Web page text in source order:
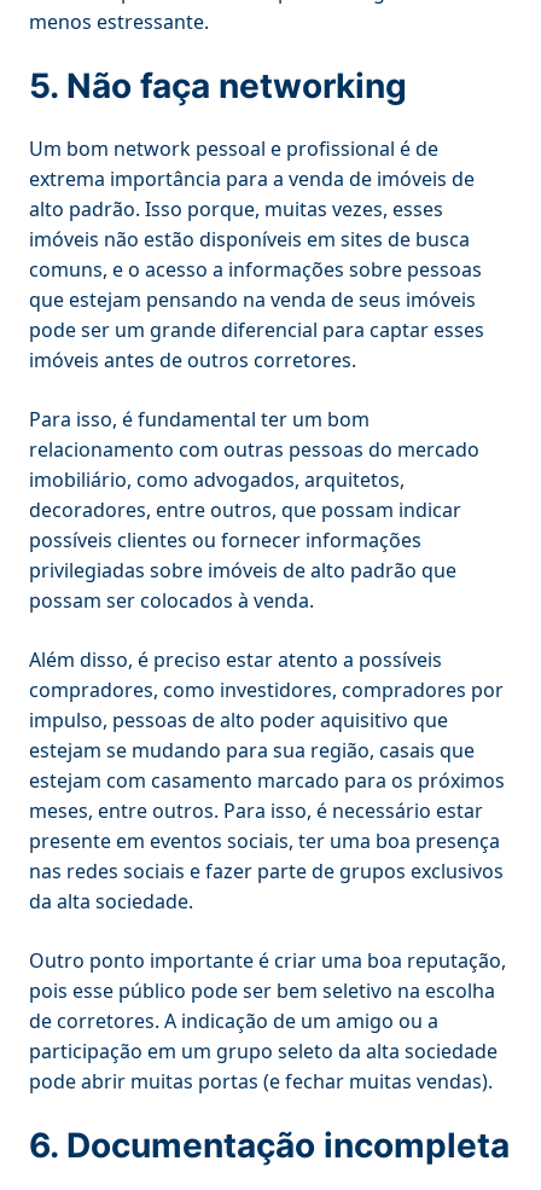
menos estressante.
5. Não faça networking
Um bom network pessoal e profissional é de
extrema importância para a venda de imóveis de
alto padrão. Isso porque, muitas vezes, esses
imóveis não estão disponíveis em sites de busca
comuns, e o acesso a informações sobre pessoas
que estejam pensando na venda de seus imóveis
pode ser um grande diferencial para captar esses
imóveis antes de outros corretores.
Para isso, é fundamental ter um bom
relacionamento com outras pessoas do mercado
imobiliário, como advogados, arquitetos,
decoradores, entre outros, que possam indicar
possíveis clientes ou fornecer informações
privilegiadas sobre imóveis de alto padrão que
possam ser colocados à venda.
Além disso, é preciso estar atento a possíveis
compradores, como investidores, compradores por
impulso, pessoas de alto poder aquisitivo que
estejam se mudando para sua região, casais que
estejam com casamento marcado para os próximos
meses, entre outros. Para isso, é necessário estar
presente em eventos sociais, ter uma boa presença
nas redes sociais e fazer parte de grupos exclusivos
da alta sociedade.
Outro ponto importante é criar uma boa reputação,
pois esse público pode ser bem seletivo na escolha
de corretores. A indicação de um amigo ou a
participação em um grupo seleto da alta sociedade
pode abrir muitas portas (e fechar muitas vendas).
6. Documentação incompleta